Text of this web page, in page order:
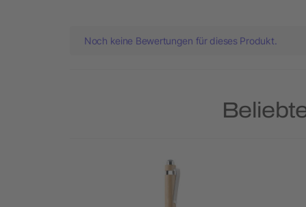
Noch keine Bewertungen für dieses Produkt.